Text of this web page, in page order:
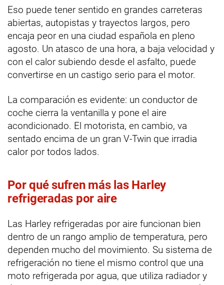
Eso puede tener sentido en grandes carreteras
abiertas, autopistas y trayectos largos, pero
encaja peor en una ciudad española en pleno
agosto. Un atasco de una hora, a baja velocidad y
con el calor subiendo desde el asfalto, puede
convertirse en un castigo serio para el motor.
La comparación es evidente: un conductor de
coche cierra la ventanilla y pone el aire
acondicionado. El motorista, en cambio, va
sentado encima de un gran V-Twin que irradia
calor por todos lados.
Por qué sufren más las Harley
refrigeradas por aire
Las Harley refrigeradas por aire funcionan bien
dentro de un rango amplio de temperatura, pero
dependen mucho del movimiento. Su sistema de
refrigeración no tiene el mismo control que una
moto refrigerada por agua, que utiliza radiador y